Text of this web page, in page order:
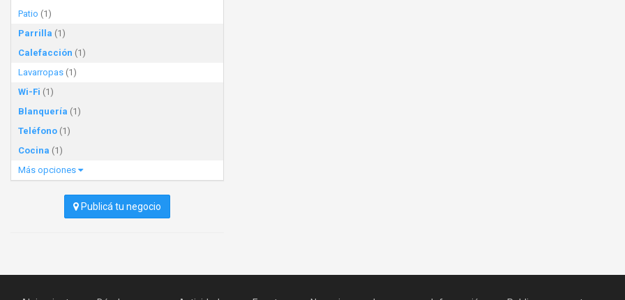
Patio (1)
Parrilla (1)
Calefacción (1)
Lavarropas (1)
Wi-Fi (1)
Blanquería (1)
Teléfono (1)
Cocina (1)
Más opciones
Publicá tu negocio